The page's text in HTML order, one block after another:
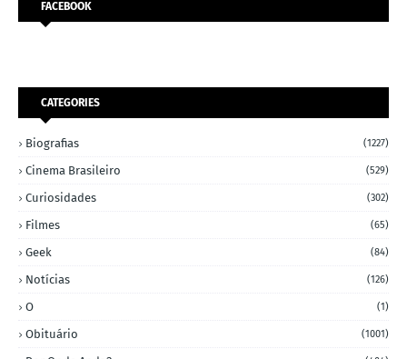
FACEBOOK
CATEGORIES
Biografias (1227)
Cinema Brasileiro (529)
Curiosidades (302)
Filmes (65)
Geek (84)
Notícias (126)
O (1)
Obituário (1001)